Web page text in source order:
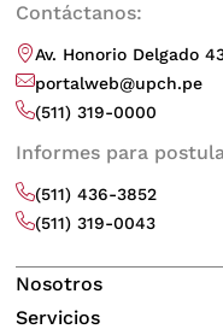
Contáctanos:
Av. Honorio Delgado
portalweb@upch.pe
(511) 319-0000
Informes para
(511) 436-3852
(511) 319-0043
Nosotros
Servicios